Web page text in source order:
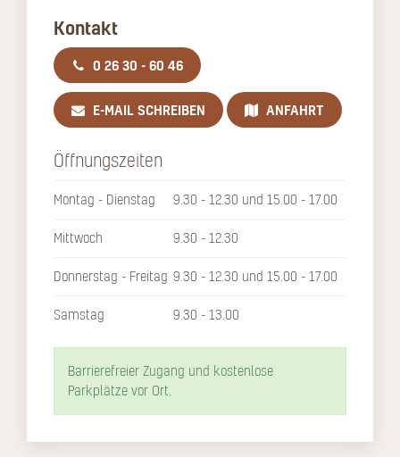
Kontakt
0 26 30 - 60 46
E-MAIL SCHREIBEN ANFAHRT
Öffnungszeiten
Montag - Dienstag 9.30 - 12.30 und 15.00 - 17.00
Mittwoch 9.30 - 12.30
Donnerstag - Freitag 9.30 - 12.30 und 15.00 - 17.00
Samstag 9.30 - 13.00
Barrierefreier Zugang und kostenlose
Parkplätze vor Ort.